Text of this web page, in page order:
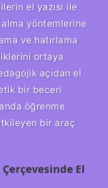
el yazısı ile
yöntemlerine
ve hatırlama
ortaya
açıdan el
bir beceri
öğrenme
bir araç
El